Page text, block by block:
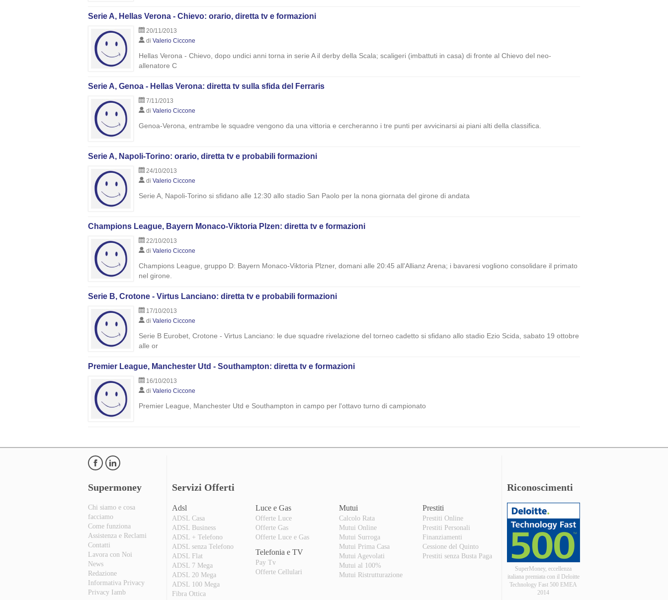
Serie A, Hellas Verona - Chievo: orario, diretta tv e formazioni
20/11/2013
di Valerio Ciccone
Hellas Verona - Chievo, dopo undici anni torna in serie A il derby della Scala; scaligeri (imbattuti in casa) di fronte al Chievo del neo-
allenatore C
Serie A, Genoa - Hellas Verona: diretta tv sulla sfida del Ferraris
7/11/2013
di Valerio Ciccone
Genoa-Verona, entrambe le squadre vengono da una vittoria e cercheranno i tre punti per avvicinarsi ai piani alti della classifica.
Serie A, Napoli-Torino: orario, diretta tv e probabili formazioni
24/10/2013
di Valerio Ciccone
Serie A, Napoli-Torino si sfidano alle 12:30 allo stadio San Paolo per la nona giornata del girone di andata
Champions League, Bayern Monaco-Viktoria Plzen: diretta tv e formazioni
22/10/2013
di Valerio Ciccone
Champions League, gruppo D: Bayern Monaco-Viktoria Plzner, domani alle 20:45 all'Allianz Arena; i bavaresi vogliono consolidare il primato
nel girone.
Serie B, Crotone - Virtus Lanciano: diretta tv e probabili formazioni
17/10/2013
di Valerio Ciccone
Serie B Eurobet, Crotone - Virtus Lanciano: le due squadre rivelazione del torneo cadetto si sfidano allo stadio Ezio Scida, sabato 19 ottobre
alle or
Premier League, Manchester Utd - Southampton: diretta tv e formazioni
16/10/2013
di Valerio Ciccone
Premier League, Manchester Utd e Southampton in campo per l'ottavo turno di campionato
Supermoney
Chi siamo e cosa
facciamo
Come funziona
Assistenza e Reclami
Contatti
Lavora con Noi
News
Redazione
Informativa Privacy
Privacy Iamb
Servizi Offerti
Adsl
ADSL Casa
ADSL Business
ADSL + Telefono
ADSL senza Telefono
ADSL Flat
ADSL 7 Mega
ADSL 20 Mega
ADSL 100 Mega
Fibra Ottica
Luce e Gas
Offerte Luce
Offerte Gas
Offerte Luce e Gas
Telefonia e TV
Pay Tv
Offerte Cellulari
Mutui
Calcolo Rata
Mutui Online
Mutui Surroga
Mutui Prima Casa
Mutui Agevolati
Mutui al 100%
Mutui Ristrutturazione
Prestiti
Prestiti Online
Prestiti Personali
Finanziamenti
Cessione del Quinto
Prestiti senza Busta Paga
Riconoscimenti
SuperMoney, eccellenza
italiana premiata con il Deloitte
Technology Fast 500 EMEA
2014